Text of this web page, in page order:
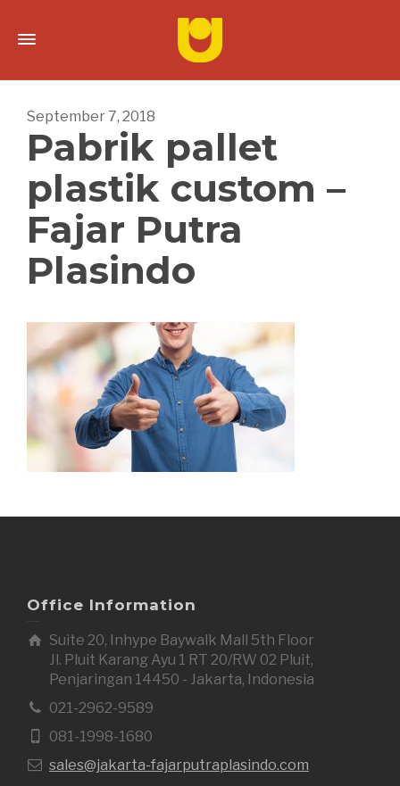
September 7, 2018
Pabrik pallet
plastik custom –
Fajar Putra
Plasindo
Office Information
Suite 20, Inhype Baywalk Mall 5th Floor
Jl. Pluit Karang Ayu 1 RT 20/RW 02 Pluit,
Penjaringan 14450 - Jakarta, Indonesia
021-2962-9589
081-1998-1680
sales@jakarta-fajarputraplasindo.com